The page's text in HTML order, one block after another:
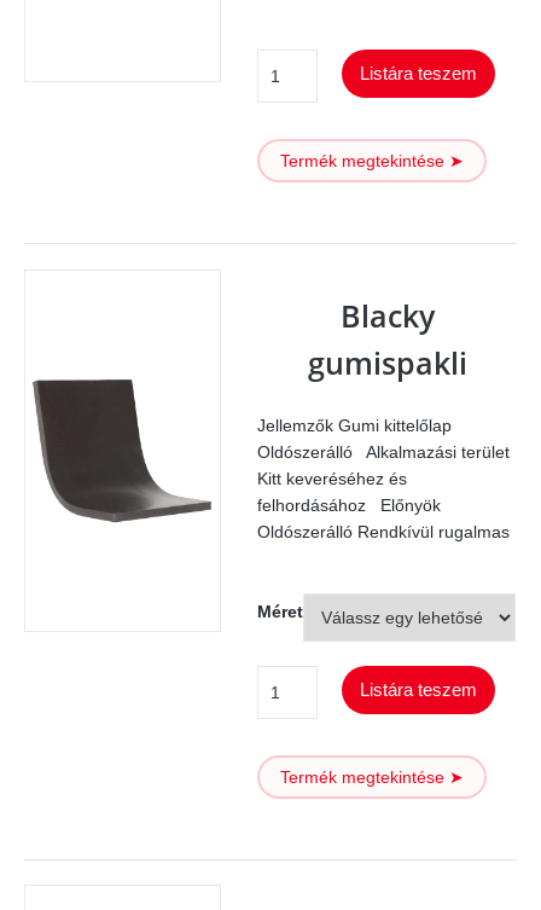
Rust
kitt
mennyiség
Listára teszem
Termék megtekintése ➤
Blacky
gumispakli
Jellemzők Gumi kittelőlap
Oldószerálló Alkalmazási terület
Kitt keveréséhez és
felhordásához Előnyök
Oldószerálló Rendkívül rugalmas
Méret
gumispakli
mennyiség
Listára teszem
Termék megtekintése ➤